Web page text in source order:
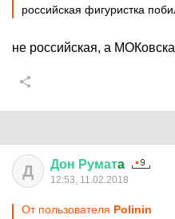
российская фигуристка
не российская, а
Д Дон Руматa
12:53, 11.02.2018
От пользователя Polinin